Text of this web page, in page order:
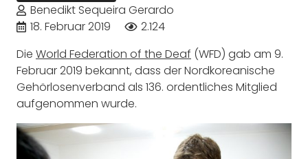
Benedikt Sequeira Gerardo
18. Februar 2019
2.124
Die World Federation of the Deaf (WFD) gab am 9.
Februar 2019 bekannt, dass der Nordkoreanische
Gehörlosenverband als 136. ordentliches Mitglied
aufgenommen wurde.